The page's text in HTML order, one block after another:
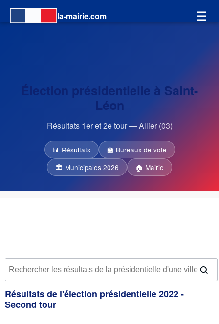
la-mairie.com ☰
Élection présidentielle à Saint-
Léon
Résultats 1er et 2e tour — Allier (03)
📊 Résultats
🏫 Bureaux de vote
🏛 Municipales 2026
🏠 Mairie
Résultats de l'élection présidentielle 2022 -
Second tour